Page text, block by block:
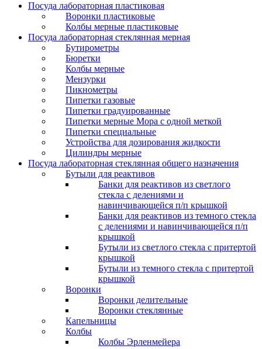
Посуда лабораторная пластиковая
Воронки пластиковые
Колбы мерные пластиковые
Посуда лабораторная стеклянная мерная
Бутирометры
Бюретки
Колбы мерные
Мензурки
Пикнометры
Пипетки газовые
Пипетки градуированные
Пипетки мерные Мора с одной меткой
Пипетки специальные
Устройства для дозирования жидкости
Цилиндры мерные
Посуда лабораторная стеклянная общего назначения
Бутыли для реактивов
Банки для реактивов из светлого
стекла с делениями и
навинчивающейся п/п крышкой
Банки для реактивов из темного стекла
с делениями и навинчивающейся п/п
крышкой
Бутыли из светлого стекла с притертой
крышкой
Бутыли из темного стекла с притертой
крышкой
Воронки
Воронки делительные
Воронки стеклянные
Капельницы
Колбы
Колбы Эрленмейера